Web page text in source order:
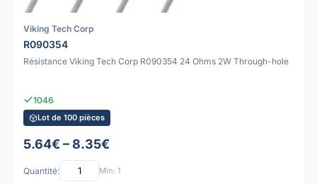
Viking Tech Corp
R090354
Résistance Viking Tech Corp R090354 24 Ohms 2W Through-hole
1046
Lot de 100 pièces
5.64€ – 8.35€
Quantité: Min: 1